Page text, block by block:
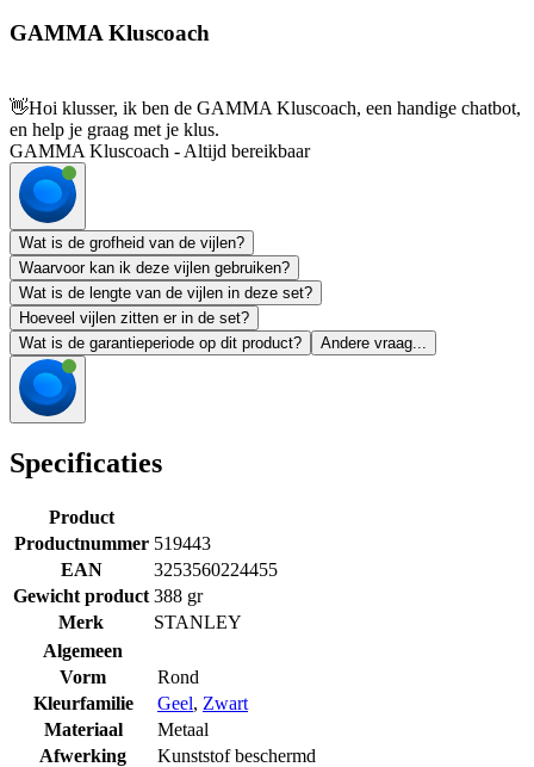
GAMMA Kluscoach
👋Hoi klusser, ik ben de GAMMA Kluscoach, een handige chatbot,
en help je graag met je klus.
GAMMA Kluscoach - Altijd bereikbaar
Wat is de grofheid van de vijlen?
Waarvoor kan ik deze vijlen gebruiken?
Wat is de lengte van de vijlen in deze set?
Hoeveel vijlen zitten er in de set?
Wat is de garantieperiode op dit product?
Andere vraag...
Specificaties
Product
Productnummer 519443
EAN
3253560224455
Gewicht product 388 gr
Merk
STANLEY
Algemeen
Vorm
Rond
Kleurfamilie
Geel, Zwart
Materiaal
Metaal
Afwerking
Kunststof beschermd